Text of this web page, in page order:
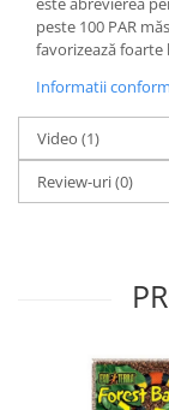
Filtre iaz
Pompe iaz
Cai
Toaletare cai
Casti echitatie
peste 100 PAR
favorizează
Informatii
Video (1)
Review-uri(0)